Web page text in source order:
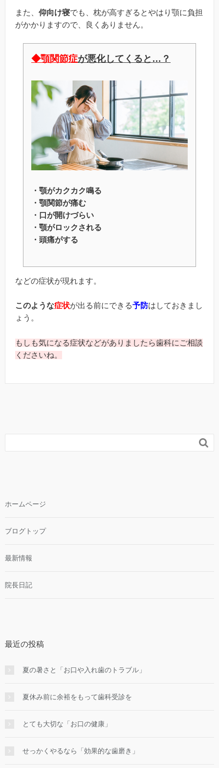
また、 仰向け寝でも、枕が高すぎるとやはり顎に負担
がかかりますので、良くありません。
◆顎関節症が悪化してくると …？
・顎がカクカク鳴る
・顎関節が痛む
・口が開けづらい
・顎がロックされる
・頭痛がする
などの症状が現れます。
このような症状が出る前にできる予防はしておきまし
ょう。
もしも気になる症状などがありましたら歯科にご相談
くださいね。

ホームページ
ブログトップ
最新情報
院長日記
最近の投稿
夏の暑さと「お口や入れ歯のトラブル」
夏休み前に余裕をもって歯科受診を
とても大切な「お口の健康」
せっかくやるなら「効果的な⻭磨き」